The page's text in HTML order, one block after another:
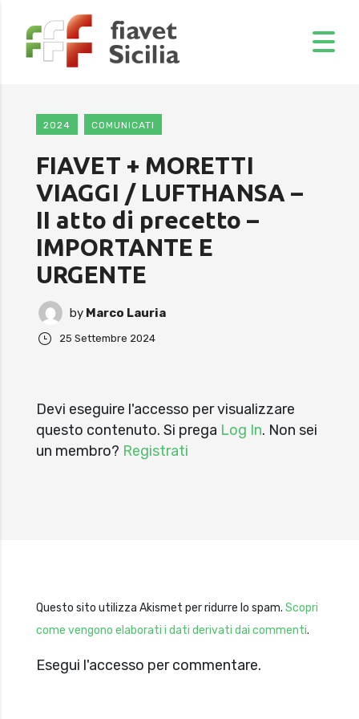
2024 COMUNICATI
FIAVET + MORETTI
VIAGGI / LUFTHANSA –
II atto di precetto –
IMPORTANTE E
URGENTE
by Marco Lauria
25 Settembre 2024
Devi eseguire l'accesso per visualizzare
questo contenuto. Si prega Log In. Non sei
un membro? Registrati
Esegui l'accesso per commentare.
Questo sito utilizza Akismet per ridurre lo spam. Scopri
come vengono elaborati i dati derivati dai commenti.